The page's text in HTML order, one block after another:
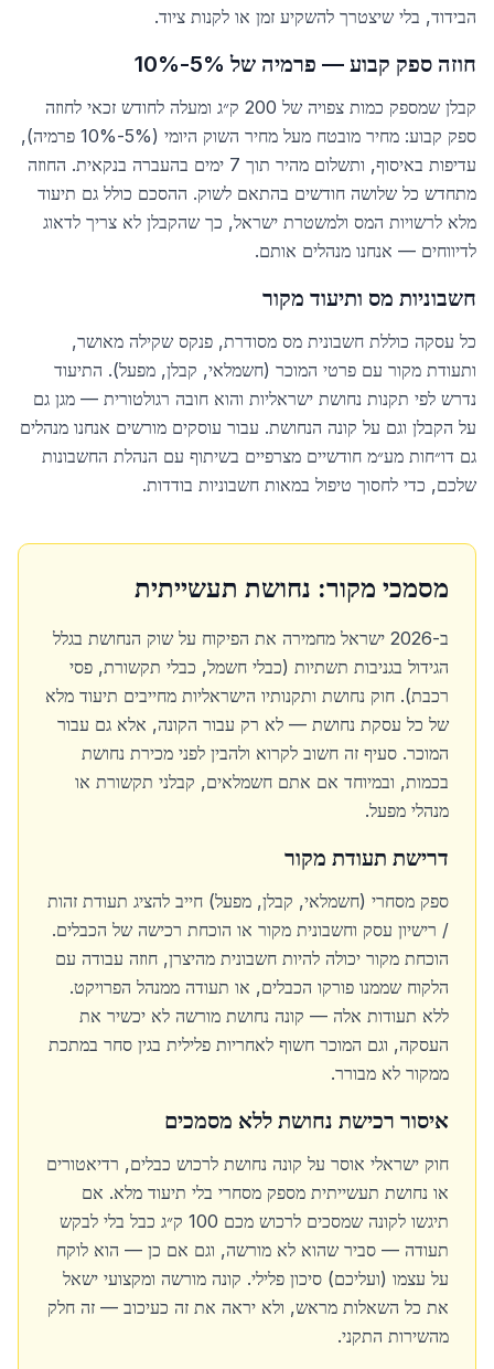
הבידוד, בלי שיצטרך להשקיע זמן או לקנות ציוד.
חוזה ספק קבוע — פרמיה של 5%-10%
קבלן שמספק כמות צפויה של 200 ק״ג ומעלה לחודש זכאי לחוזה
ספק קבוע: מחיר מובטח מעל מחיר השוק היומי (5%-10% פרמיה),
עדיפות באיסוף, ותשלום מהיר תוך 7 ימים בהעברה בנקאית. החוזה
מתחדש כל שלושה חודשים בהתאם לשוק. ההסכם כולל גם תיעוד
מלא לרשויות המס ולמשטרת ישראל, כך שהקבלן לא צריך לדאוג
לדיווחים — אנחנו מנהלים אותם.
חשבוניות מס ותיעוד מקור
כל עסקה כוללת חשבונית מס מסודרת, פנקס שקילה מאושר,
ותעודת מקור עם פרטי המוכר (חשמלאי, קבלן, מפעל). התיעוד
נדרש לפי תקנות נחושת ישראליות והוא חובה רגולטורית — מגן גם
על הקבלן וגם על קונה הנחושת. עבור עוסקים מורשים אנחנו מנהלים
גם דו״חות מע״מ חודשיים מצרפיים בשיתוף עם הנהלת החשבונות
שלכם, כדי לחסוך טיפול במאות חשבוניות בודדות.
מסמכי מקור: נחושת תעשייתית
ב-2026 ישראל מחמירה את הפיקוח על שוק הנחושת בגלל
הגידול בגניבות תשתיות (כבלי חשמל, כבלי תקשורת, פסי
רכבת). חוק נחושת ותקנותיו הישראליות מחייבים תיעוד מלא
של כל עסקת נחושת — לא רק עבור הקונה, אלא גם עבור
המוכר. סעיף זה חשוב לקרוא ולהבין לפני מכירת נחושת
בכמות, ובמיוחד אם אתם חשמלאים, קבלני תקשורת או
מנהלי מפעל.
דרישת תעודת מקור
ספק מסחרי (חשמלאי, קבלן, מפעל) חייב להציג תעודת זהות
/ רישיון עסק וחשבונית מקור או הוכחת רכישה של הכבלים.
הוכחת מקור יכולה להיות חשבונית מהיצרן, חוזה עבודה עם
הלקוח שממנו פורקו הכבלים, או תעודה ממנהל הפרויקט.
ללא תעודות אלה — קונה נחושת מורשה לא יכשיר את
העסקה, וגם המוכר חשוף לאחריות פלילית בגין סחר במתכת
ממקור לא מבורר.
איסור רכישת נחושת ללא מסמכים
חוק ישראלי אוסר על קונה נחושת לרכוש כבלים, רדיאטורים
או נחושת תעשייתית מספק מסחרי בלי תיעוד מלא. אם
תיגשו לקונה שמסכים לרכוש מכם 100 ק״ג כבל בלי לבקש
תעודה — סביר שהוא לא מורשה, וגם אם כן — הוא לוקח
על עצמו (ועליכם) סיכון פלילי. קונה מורשה ומקצועי ישאל
את כל השאלות מראש, ולא יראה את זה כעיכוב — זה חלק
מהשירות התקני.